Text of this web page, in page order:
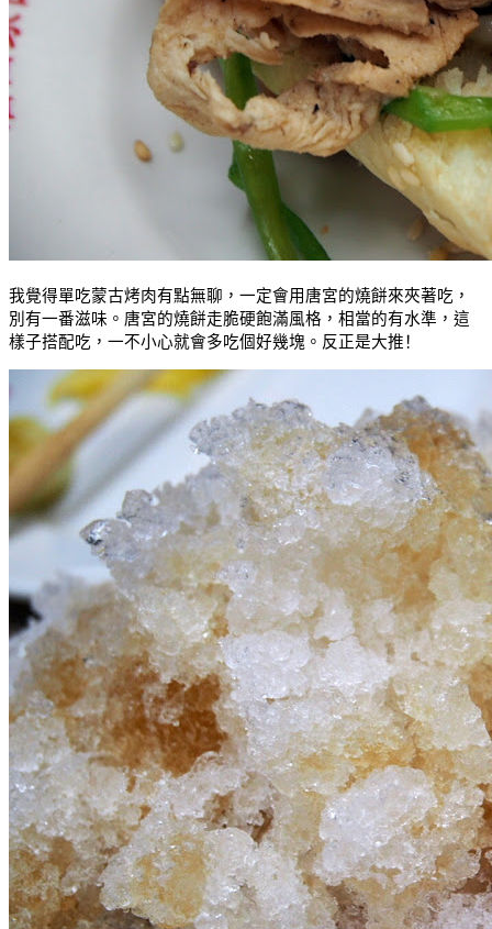
我覺得單吃蒙古烤肉有點無聊，一定會用唐宮的燒餅來夾著吃，
別有一番滋味。唐宮的燒餅走脆硬飽滿風格，相當的有水準，這
樣子搭配吃，一不小心就會多吃個好幾塊。反正是大推！